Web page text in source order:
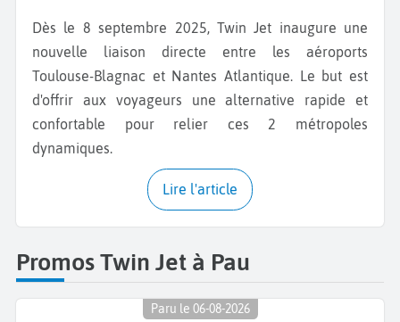
Dès le 8 septembre 2025, Twin Jet inaugure une
nouvelle liaison directe entre les aéroports
Toulouse-Blagnac et Nantes Atlantique. Le but est
d'offrir aux voyageurs une alternative rapide et
confortable pour relier ces 2 métropoles
dynamiques.
Lire l'article
Promos Twin Jet à Pau
Paru le 06-08-2026